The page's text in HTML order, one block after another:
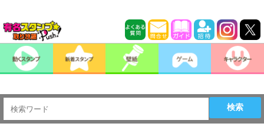
検索